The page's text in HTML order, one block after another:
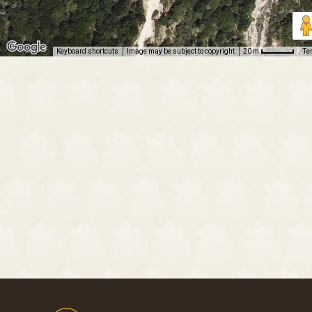
Keyboard shortcuts Image may be subject to copyright 20 m